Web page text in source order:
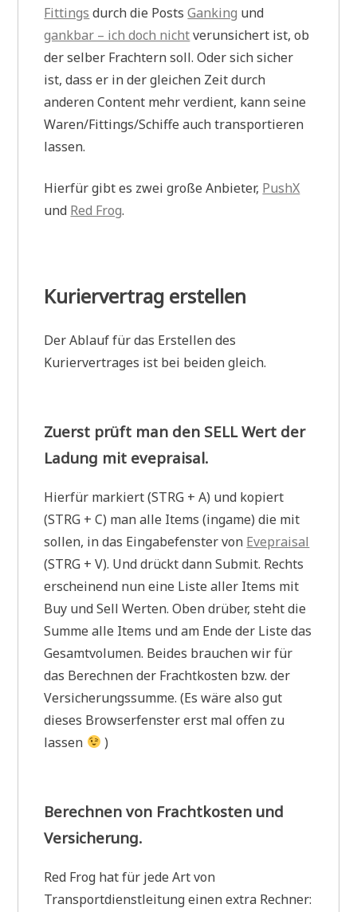
Fittings durch die PostsGanking und
gankbar – ich doch nichtverunsichert ist, ob
der selber Frachtern soll. Oder sich sicher
ist, dass er in der gleichen Zeit durch
anderen Content mehr verdient, kann seine
Waren/Fittings/Schiffe auch transportieren
lassen.
Hierfür gibt es zwei große Anbieter, PushX
und Red Frog.
Kuriervertrag erstellen
Der Ablauf für das Erstellen des
Kuriervertrages ist bei beiden gleich.
Zuerst prüft man den SELL Wert der
Ladung mit evepraisal.
Hierfür markiert (STRG + A) und kopiert
(STRG + C) man alle Items (ingame) die mit
sollen, in das Eingabefenster von Evepraisal
(STRG + V). Und drückt dann Submit. Rechts
erscheinend nun eine Liste aller Items mit
Buy und Sell Werten. Oben drüber, steht die
Summe alle Items und am Ende der Liste das
Gesamtvolumen. Beides brauchen wir für
das Berechnen der Frachtkosten bzw. der
Versicherungssumme. (Es wäre also gut
dieses Browserfenster erst mal offen zu
lassen
)
Berechnen von Frachtkosten und
Versicherung.
Red Frog hat für jede Art von
Transportdienstleitung einen extra Rechner: